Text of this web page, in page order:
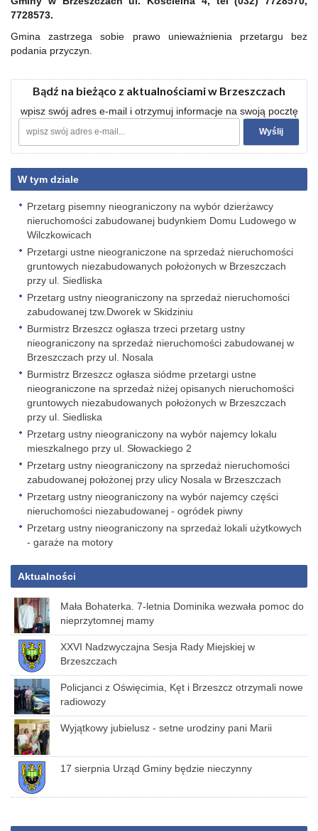
7728573.
Gmina zastrzega sobie prawo unieważnienia przetargu bez
podania przyczyn.
Bądź na bieżąco z aktualnościami w Brzeszczach
wpisz swój adres e-mail i otrzymuj informacje na swoją pocztę
W tym dziale
Przetarg pisemny nieograniczony na wybór dzierżawcy
nieruchomości zabudowanej budynkiem Domu Ludowego w
Wilczkowicach
Przetargi ustne nieograniczone na sprzedaż nieruchomości
gruntowych niezabudowanych położonych w Brzeszczach
przy ul. Siedliska
Przetarg ustny nieograniczony na sprzedaż nieruchomości
zabudowanej tzw.Dworek w Skidziniu
Burmistrz Brzeszcz ogłasza trzeci przetarg ustny
nieograniczony na sprzedaż nieruchomości zabudowanej w
Brzeszczach przy ul. Nosala
Burmistrz Brzeszcz ogłasza siódme przetargi ustne
nieograniczone na sprzedaż niżej opisanych nieruchomości
gruntowych niezabudowanych położonych w Brzeszczach
przy ul. Siedliska
Przetarg ustny nieograniczony na wybór najemcy lokalu
mieszkalnego przy ul. Słowackiego 2
Przetarg ustny nieograniczony na sprzedaż nieruchomości
zabudowanej położonej przy ulicy Nosala w Brzeszczach
Przetarg ustny nieograniczony na wybór najemcy części
nieruchomości niezabudowanej - ogródek piwny
Przetarg ustny nieograniczony na sprzedaż lokali użytkowych
- garaże na motory
Aktualności
Mała Bohaterka. 7-letnia Dominika wezwała pomoc do
nieprzytomnej mamy
XXVI Nadzwyczajna Sesja Rady Miejskiej w
Brzeszczach
Policjanci z Oświęcimia, Kęt i Brzeszcz otrzymali nowe
radiowozy
Wyjątkowy jubielusz - setne urodziny pani Marii
17 sierpnia Urząd Gminy będzie nieczynny